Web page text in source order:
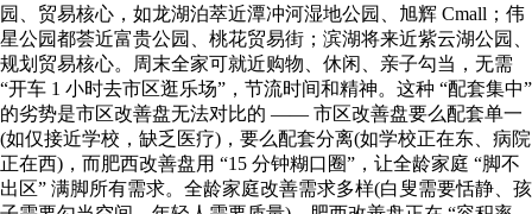
园、贸易核心，如龙湖泊萃近潭冲河湿地公园、旭辉 Cmall；伟
星公园都荟近富贵公园、桃花贸易街；滨湖将来近紫云湖公园、
规划贸易核心。周末全家可就近购物、休闲、亲子勾当，无需
“开车 1 小时去市区逛乐场”，节流时间和精神。这种 “配套集中”
的劣势是市区改善盘无法对比的 —— 市区改善盘要么配套单一
(如仅接近学校，缺乏医疗)，要么配套分离(如学校正在东、病院
正在西)，而肥西改善盘用 “15 分钟糊口圈”，让全龄家庭 “脚不
出区” 满脚所有需求。全龄家庭改善需求多样(白叟需要恬静、孩